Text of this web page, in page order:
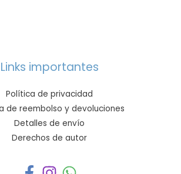
Links importantes
Política de privacidad
de reembolso y devoluciones
Detalles de envío
Derechos de autor